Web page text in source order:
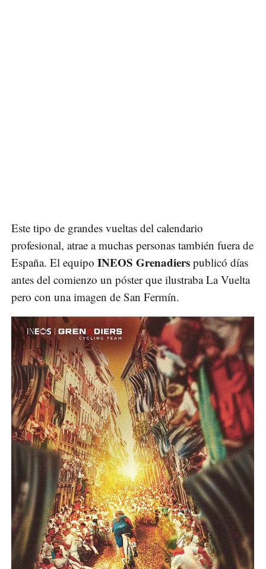
Este tipo de grandes vueltas del calendario
profesional, atrae a muchas personas también fuera de
España. El equipo INEOS Grenadiers publicó días
antes del comienzo un póster que ilustraba La Vuelta
pero con una imagen de San Fermín.